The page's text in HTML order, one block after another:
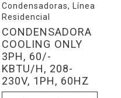
Condensadoras, Línea
Residencial
CONDENSADORA
COOLING ONLY
3PH, 60/-
KBTU/H, 208-
230V, 1PH, 60HZ